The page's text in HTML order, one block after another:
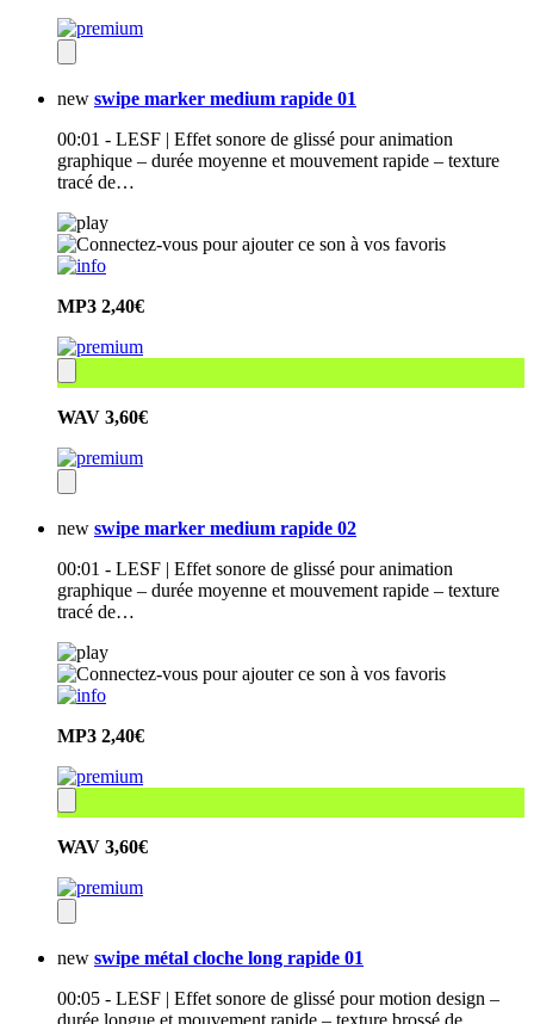
new swipe marker medium rapide 01
00:01 - LESF | Effet sonore de glissé pour animation
graphique – durée moyenne et mouvement rapide – texture
tracé de…
MP3 2,40€
WAV 3,60€
new swipe marker medium rapide 02
00:01 - LESF | Effet sonore de glissé pour animation
graphique – durée moyenne et mouvement rapide – texture
tracé de…
MP3 2,40€
WAV 3,60€
new swipe métal cloche long rapide 01
00:05 - LESF | Effet sonore de glissé pour motion design –